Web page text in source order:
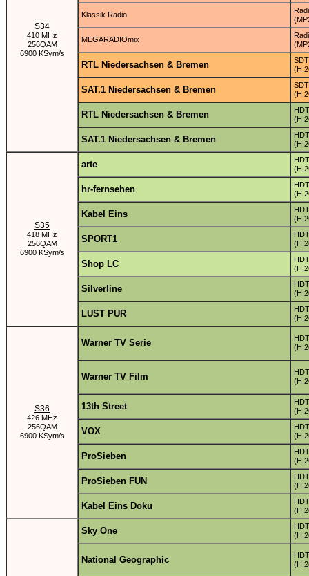
S34
410 MHz
256QAM
6900 KSym/s
Klassik Radio
MEGARADIOmix
RTL Niedersachsen & Bremen
SAT.1 Niedersachsen & Bremen
RTL Niedersachsen & Bremen
SAT.1 Niedersachsen & Bremen
S35
418 MHz
256QAM
6900 KSym/s
arte
hr-fernsehen
Kabel Eins
SPORT1
Shop LC
Silverline
LUST PUR
S36
426 MHz
256QAM
6900 KSym/s
Warner TV Serie
Warner TV Film
13th Street
VOX
ProSieben
ProSieben FUN
Kabel Eins Doku
Sky One
National Geographic